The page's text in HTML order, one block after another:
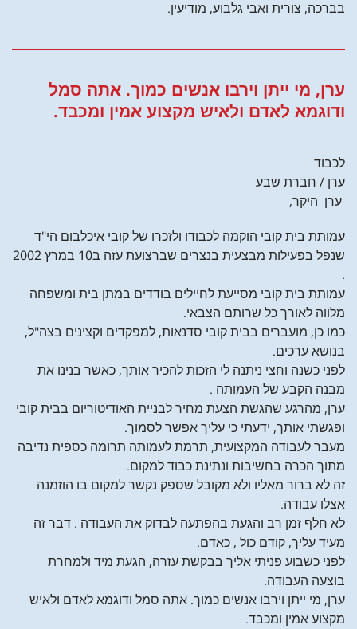
בברכה, צורית ואבי גלבוע, מודיעין.
ערן, מי ייתן וירבו אנשים כמוך. אתה סמל
ודוגמא לאדם ולאיש מקצוע אמין ומכבד.
לכבוד
ערן / חברת שבע
ערן היקר,
עמותת בית קובי הוקמה לכבודו ולזכרו של קובי איכלבום הי"ד
שנפל בפעילות מבצעית בנצרים שברצועת עזה ב10 במרץ 2002
.
עמותת בית קובי מסייעת לחיילים בודדים במתן בית ומשפחה
מלווה לאורך כל שרותם הצבאי.
כמו כן, מועברים בבית קובי סדנאות, למפקדים וקצינים בצה"ל,
בנושא ערכים.
לפני כשנה וחצי ניתנה לי הזכות להכיר אותך, כאשר בנינו את
מבנה הקבע של העמותה .
ערן, מהרגע שהגשת הצעת מחיר לבניית האודיטוריום בבית קובי
ופגשתי אותך, ידעתי כי עליך אפשר לסמוך.
מעבר לעבודה המקצועית, תרמת לעמותה תרומה כספית נדיבה
מתוך הכרה בחשיבות ונתינת כבוד למקום.
זה לא ברור מאליו ולא מקובל שספק נקשר למקום בו הוזמנה
אצלו עבודה.
לא חלף זמן רב והגעת בהפתעה לבדוק את העבודה . דבר זה
מעיד עליך, קודם כול , כאדם.
לפני כשבוע פניתי אליך בבקשת עזרה, הגעת מיד ולמחרת
בוצעה העבודה.
ערן, מי ייתן וירבו אנשים כמוך. אתה סמל ודוגמא לאדם ולאיש
מקצוע אמין ומכבד.